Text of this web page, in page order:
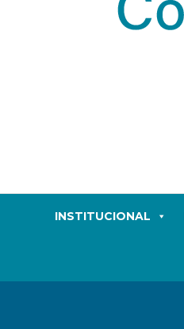
INSTITUCIONAL